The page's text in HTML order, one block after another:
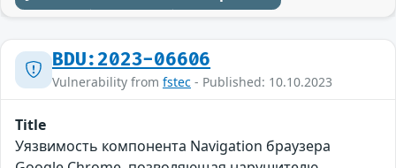
BDU:2023-06606
Vulnerability from fstec - Published: 10.10.2023
Title
Уязвимость компонента Navigation браузера